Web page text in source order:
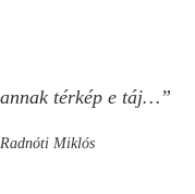
annak térkép e táj…”
Radnóti Miklós